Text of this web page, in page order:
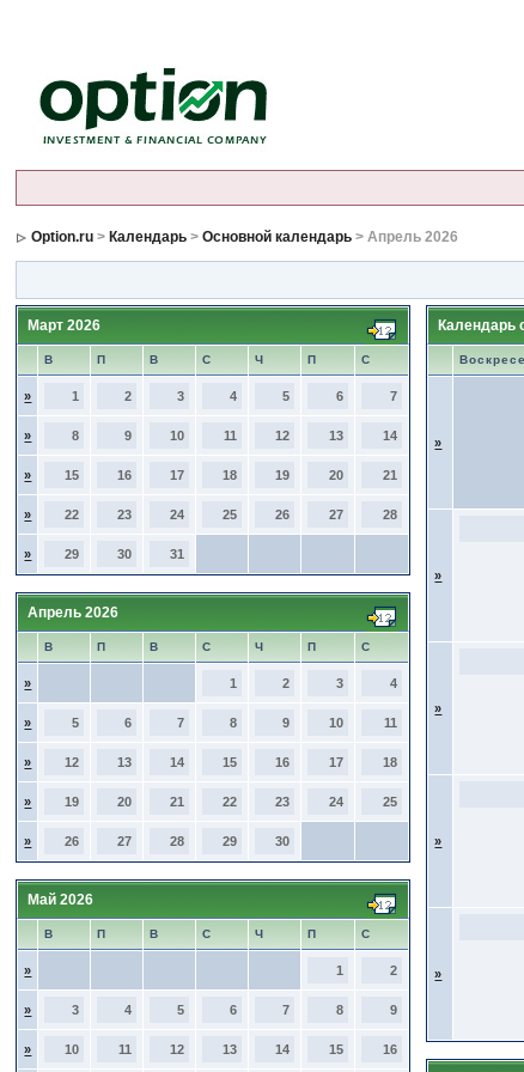
Option.ru > Календарь >Основной календарь > Апрель 2026
Март 2026
В П В С Ч П С
» 1 2 3 4 5 6 7
» 8 9 10 11 12 13 14
» 15 16 17 18 19 20 21
» 22 23 24 25 26 27 28
» 29 30 31
Апрель 2026
В П В С Ч П С
» 1 2 3 4
» 5 6 7 8 9 10 11
» 12 13 14 15 16 17 18
» 19 20 21 22 23 24 25
» 26 27 28 29 30
Май 2026
В П В С Ч П С
» 1 2
» 3 4 5 6 7 8 9
» 10 11 12 13 14 15 16
Календарь
»
»
»
»
»